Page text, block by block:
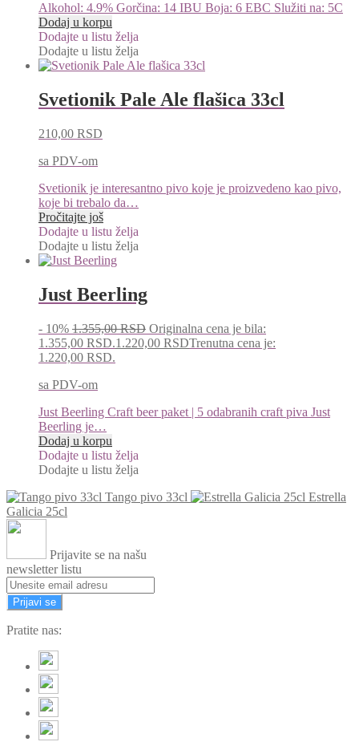
Alkohol: 4.9% Gorčina: 14 IBU Boja: 6 EBC Služiti na: 5C
Dodaj u korpu
Dodajte u listu želja
Dodajte u listu želja
Svetionik Pale Ale flašica 33cl
210,00 RSD
sa PDV-om
Svetionik je interesantno pivo koje je proizvedeno kao pivo,
koje bi trebalo da…
Pročitajte još
Dodajte u listu želja
Dodajte u listu želja
Just Beerling
- 10% 1.355,00RSD Originalna cena je bila:
1.355,00 RSD.1.220,00 RSDTrenutna cena je:
1.220,00 RSD.
sa PDV-om
Just Beerling Craft beer paket | 5 odabranih craft piva Just
Beerling je…
Dodaj u korpu
Dodajte u listu želja
Dodajte u listu želja
Tango pivo 33cl
Estrella
Galicia 25cl
Prijavite se na našu
newsletter listu
Prijavi se
Pratite nas: